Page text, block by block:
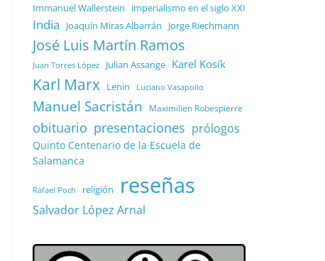
Immanuel Wallerstein imperialismo en el siglo XXI
India Joaquín Miras Albarrán Jorge Riechmann
José Luis Martín Ramos
Juan Torres López Julian Assange Karel Kosík
Karl Marx Lenin Luciano Vasapollo
Manuel Sacristán Maximilien Robespierre
obituario presentaciones prólogos
Quinto Centenario de la Escuela de
Salamanca
Rafael Poch religión reseñas
Salvador López Arnal